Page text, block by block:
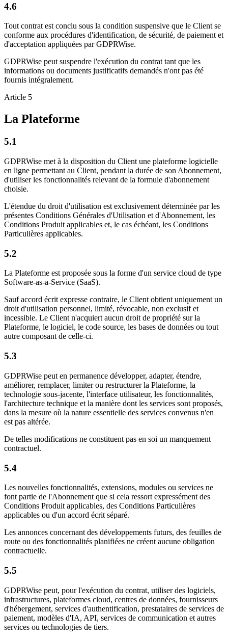
4.6
Tout contrat est conclu sous la condition suspensive que le Client se
conforme aux procédures d'identification, de sécurité, de paiement et
d'acceptation appliquées par GDPRWise.
GDPRWise peut suspendre l'exécution du contrat tant que les
informations ou documents justificatifs demandés n'ont pas été
fournis intégralement.
Article 5
La Plateforme
5.1
GDPRWise met à la disposition du Client une plateforme logicielle
en ligne permettant au Client, pendant la durée de son Abonnement,
d'utiliser les fonctionnalités relevant de la formule d'abonnement
choisie.
L'étendue du droit d'utilisation est exclusivement déterminée par les
présentes Conditions Générales d'Utilisation et d'Abonnement, les
Conditions Produit applicables et, le cas échéant, les Conditions
Particulières applicables.
5.2
La Plateforme est proposée sous la forme d'un service cloud de type
Software-as-a-Service (SaaS).
Sauf accord écrit expresse contraire, le Client obtient uniquement un
droit d'utilisation personnel, limité, révocable, non exclusif et
incessible. Le Client n'acquiert aucun droit de propriété sur la
Plateforme, le logiciel, le code source, les bases de données ou tout
autre composant de celle-ci.
5.3
GDPRWise peut en permanence développer, adapter, étendre,
améliorer, remplacer, limiter ou restructurer la Plateforme, la
technologie sous-jacente, l'interface utilisateur, les fonctionnalités,
l'architecture technique et la manière dont les services sont proposés,
dans la mesure où la nature essentielle des services convenus n'en
est pas altérée.
De telles modifications ne constituent pas en soi un manquement
contractuel.
5.4
Les nouvelles fonctionnalités, extensions, modules ou services ne
font partie de l'Abonnement que si cela ressort expressément des
Conditions Produit applicables, des Conditions Particulières
applicables ou d'un accord écrit séparé.
Les annonces concernant des développements futurs, des feuilles de
route ou des fonctionnalités planifiées ne créent aucune obligation
contractuelle.
5.5
GDPRWise peut, pour l'exécution du contrat, utiliser des logiciels,
infrastructures, plateformes cloud, centres de données, fournisseurs
d'hébergement, services d'authentification, prestataires de services de
paiement, modèles d'IA, API, services de communication et autres
services ou technologies de tiers.